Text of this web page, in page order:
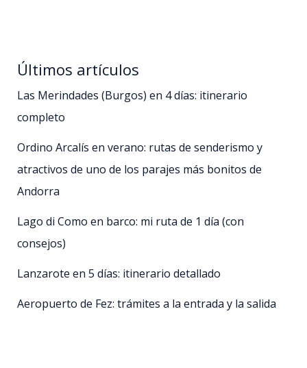
Últimos artículos
Las Merindades (Burgos) en 4 días: itinerario
completo
Ordino Arcalís en verano: rutas de senderismo y
atractivos de uno de los parajes más bonitos de
Andorra
Lago di Como en barco: mi ruta de 1 día (con
consejos)
Lanzarote en 5 días: itinerario detallado
Aeropuerto de Fez: trámites a la entrada y la salida